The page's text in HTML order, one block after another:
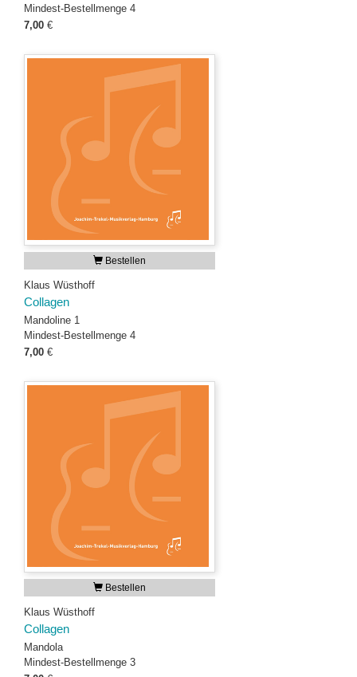
Mindest-Bestellmenge 4
7,00 €
Bestellen
Klaus Wüsthoff
Collagen
Mandoline 1
Mindest-Bestellmenge 4
7,00 €
Bestellen
Klaus Wüsthoff
Collagen
Mandola
Mindest-Bestellmenge 3